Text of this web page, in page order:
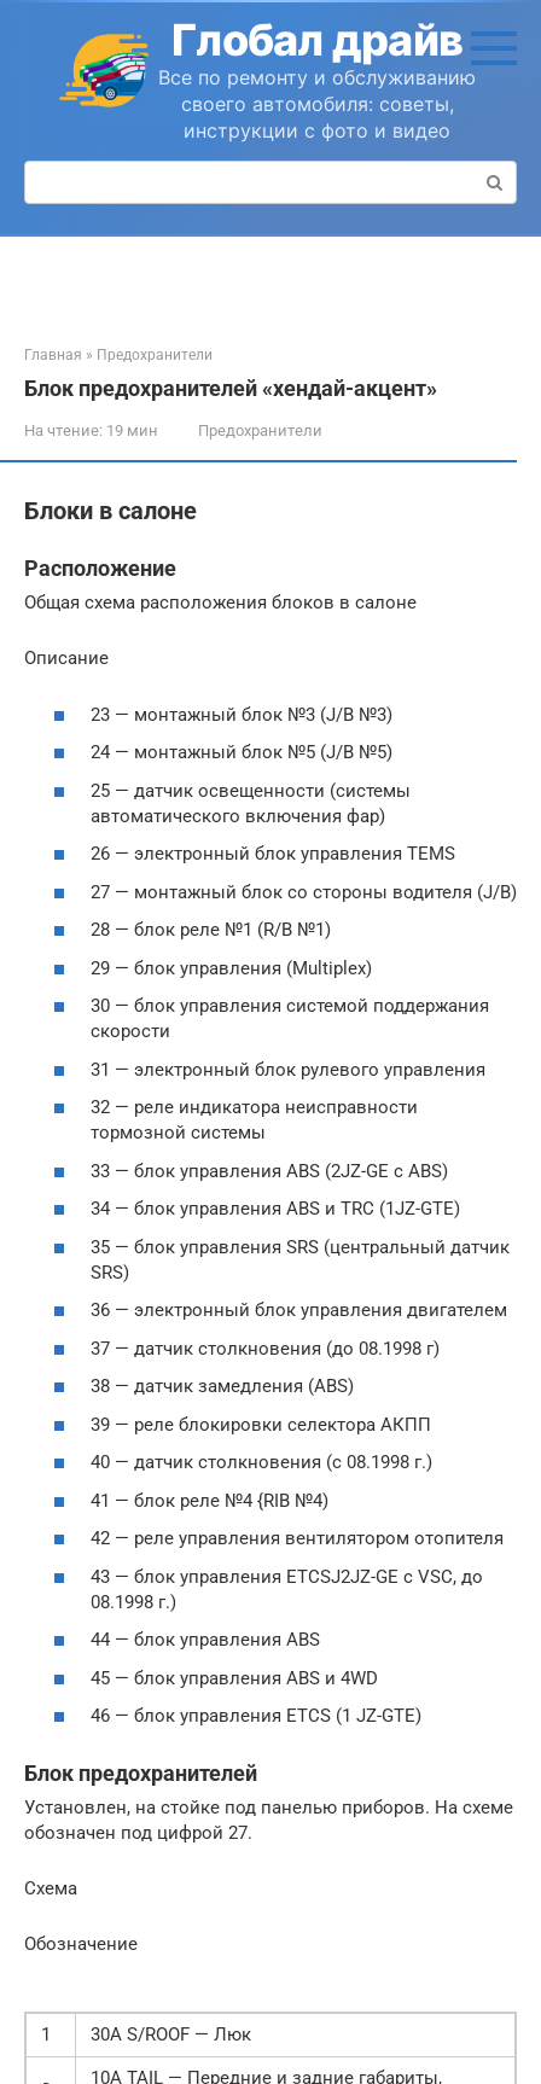
контенту
Глобал драйв
Все по ремонту и обслуживанию
своего автомобиля: советы,
инструкции с фото и видео
Поиск:
Главная » Предохранители
Блок предохранителей «хендай-акцент»
На чтение: 19 мин Предохранители
Блоки в салоне
Расположение
Общая схема расположения блоков в салоне
Описание
23 — монтажный блок №3 (J/B №3)
24 — монтажный блок №5 (J/B №5)
25 — датчик освещенности (системы
автоматического включения фар)
26 — электронный блок управления TEMS
27 — монтажный блок со стороны водителя (J/B)
28 — блок реле №1 (R/B №1)
29 — блок управления (Multiplex)
30 — блок управления системой поддержания
скорости
31 — электронный блок рулевого управления
32 — реле индикатора неисправности
тормозной системы
33 — блок управления ABS (2JZ-GE с ABS)
34 — блок управления ABS и TRC (1JZ-GTE)
35 — блок управления SRS (центральный датчик
SRS)
36 — электронный блок управления двигателем
37 — датчик столкновения (до 08.1998 г)
38 — датчик замедления (ABS)
39 — реле блокировки селектора АКПП
40 — датчик столкновения (с 08.1998 г.)
41 — блок реле №4 {RIB №4)
42 — реле управления вентилятором отопителя
43 — блок управления ETCSJ2JZ-GE с VSC, до
08.1998 г.)
44 — блок управления ABS
45 — блок управления ABS и 4WD
46 — блок управления ETCS (1 JZ-GTE)
Блок предохранителей
Установлен, на стойке под панелью приборов. На схеме
обозначен под цифрой 27.
Схема
Обозначение
1 30A S/ROOF — Люк
10A TAIL — Передние и задние габариты,